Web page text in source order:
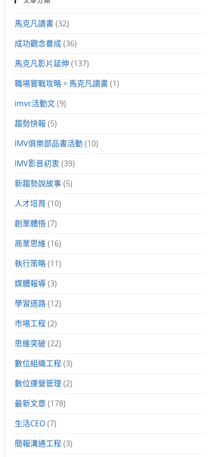
馬克凡讀書(32)
成功觀念養成(36)
馬克凡影片延伸 (137)
職場實戰攻略。馬克凡讀書(1)
imvc活動文(9)
趨勢快報 (5)
IMV俱樂部品書活動 (10)
IMV影音初衷 (39)
新趨勢說故事(5)
人才培育 (10)
創業體悟(7)
商業思維 (16)
執行策略(11)
媒體報導(3)
學習道路(12)
市場工程 (2)
思維突破 (22)
數位組織工程 (3)
數位運營管理 (2)
最新文章(178)
生活CEO(7)
簡報溝通工程 (3)